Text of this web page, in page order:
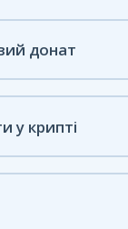
донат
у крипті